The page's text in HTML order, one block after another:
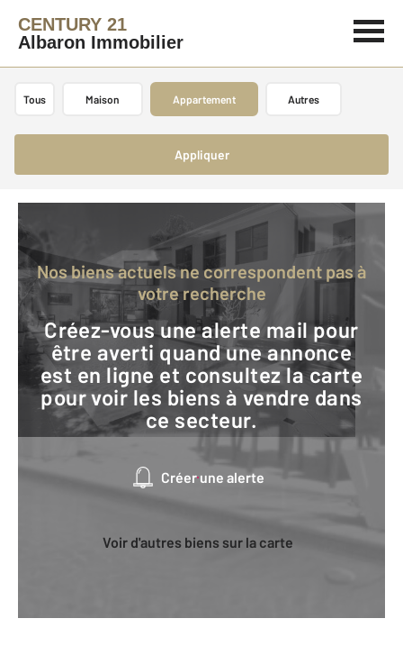
CENTURY 21
Albaron Immobilier
Tous Maison Appartement Autres
Appliquer
Nos biens actuels ne correspondent pas à
votre recherche
Créez-vous une alerte mail pour
être averti quand une annonce
est en ligne et consultez la carte
pour voir les biens à vendre dans
ce secteur.
Créer une alerte
Voir d'autres biens sur la carte